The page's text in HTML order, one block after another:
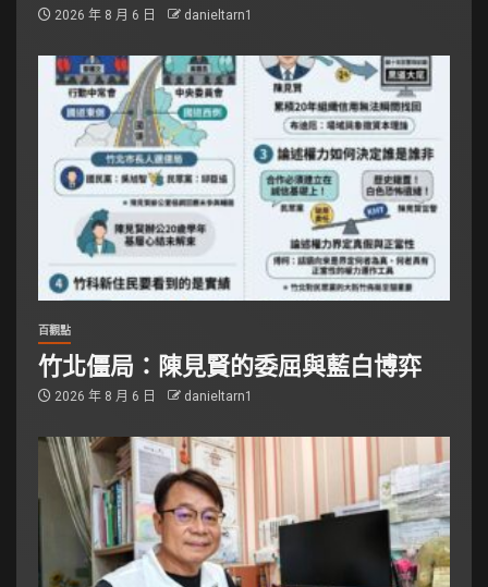
2026 年 8 月 6 日 danieltarn1
百觀點
竹北僵局：陳見賢的委屈與藍白博弈
2026 年 8 月 6 日 danieltarn1